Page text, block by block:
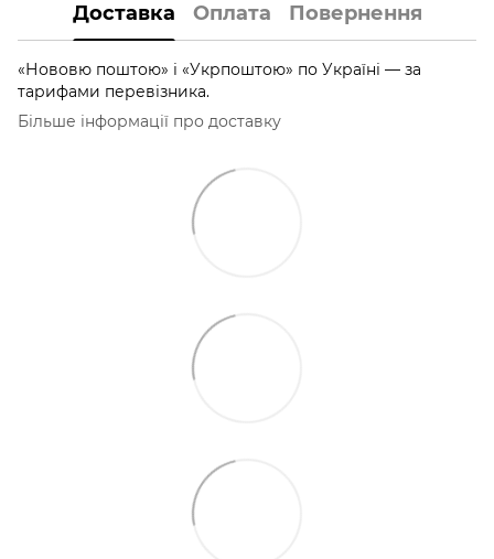
Доставка Оплата Повернення
«Нововю поштою» і «Укрпоштою» по Україні — за
тарифами перевізника.
Більше інформації про доставку